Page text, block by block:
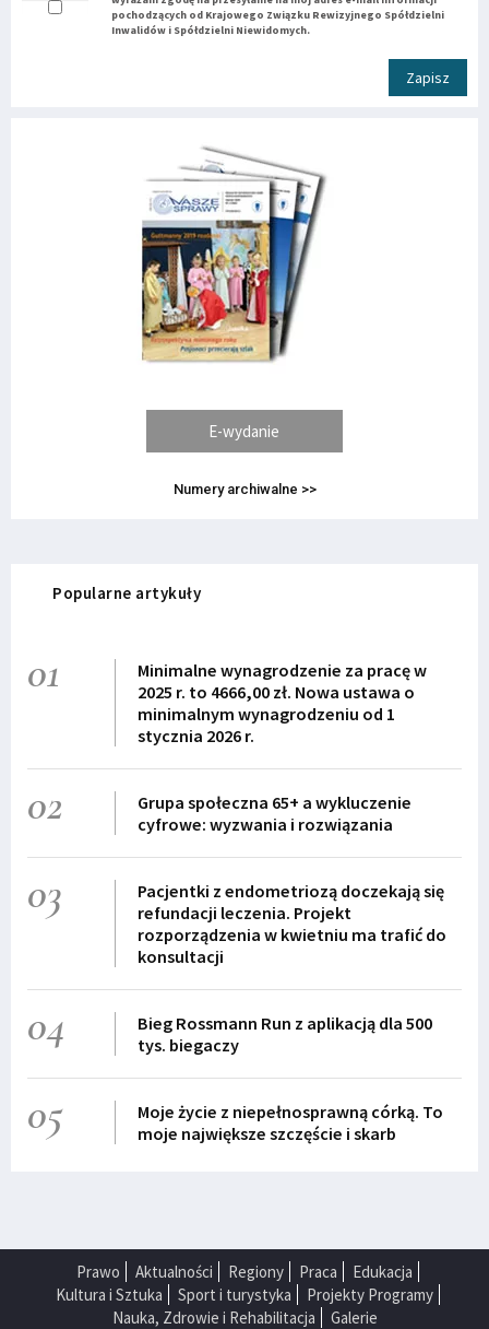
pochodzących od Krajowego Związku Rewizyjnego Spółdzielni
Inwalidów i Spółdzielni Niewidomych.
Zapisz
E-wydanie
Numery archiwalne >>
Popularne artykuły
01
Minimalne wynagrodzenie za pracę w
2025 r. to 4666,00 zł. Nowa ustawa o
minimalnym wynagrodzeniu od 1
stycznia 2026 r.
02
Grupa społeczna 65+ a wykluczenie
cyfrowe: wyzwania i rozwiązania
03
Pacjentki z endometriozą doczekają się
refundacji leczenia. Projekt
rozporządzenia w kwietniu ma trafić do
konsultacji
04
Bieg Rossmann Run z aplikacją dla 500
tys. biegaczy
05
Moje życie z niepełnosprawną córką. To
moje największe szczęście i skarb
Prawo Aktualności Regiony Praca
Edukacja
Kultura i Sztuka
Sport i turystyka
Projekty Programy
Nauka, Zdrowie i Rehabilitacja
Galerie